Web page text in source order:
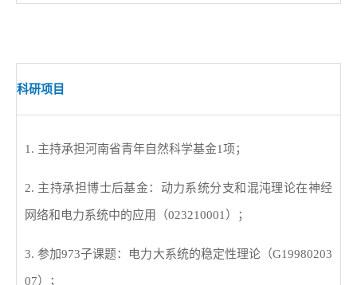
科研项目
1. 主持承担河南省青年自然科学基金1项；
2. 主持承担博士后基金：动力系统分支和混沌理论在神经
网络和电力系统中的应用（023210001 ）；
3.参加973子课题：电力大系统的稳定性理论（G19980203
07）；